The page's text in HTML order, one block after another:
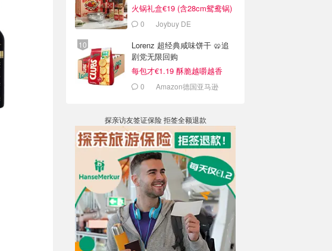
火锅礼盒€19 (含28cm鸳鸯锅)
0 Joybuy DE
Lorenz 超经典咸味饼干 🥨追
剧党无限回购
每包才€1.19 酥脆越嚼越香
0 Amazon德国亚马逊
探亲访友签证保险 拒签全额退款